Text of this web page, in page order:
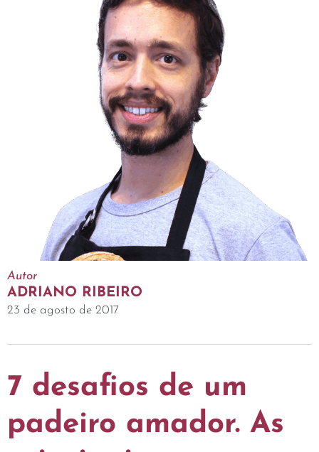
Autor
ADRIANO RIBEIRO
23 de agosto de 2017
7 desafios de um
padeiro amador. As